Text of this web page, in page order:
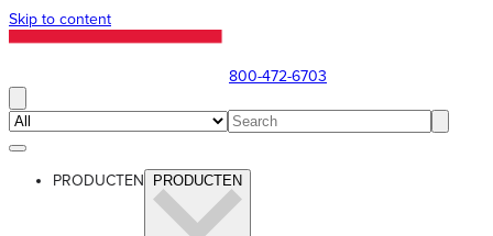
Skip to content
800-472-6703
PRODUCTEN PRODUCTEN